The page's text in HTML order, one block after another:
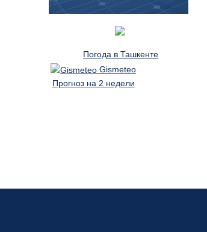
Погода в Ташкенте
Gismeteo
Прогноз на 2 недели